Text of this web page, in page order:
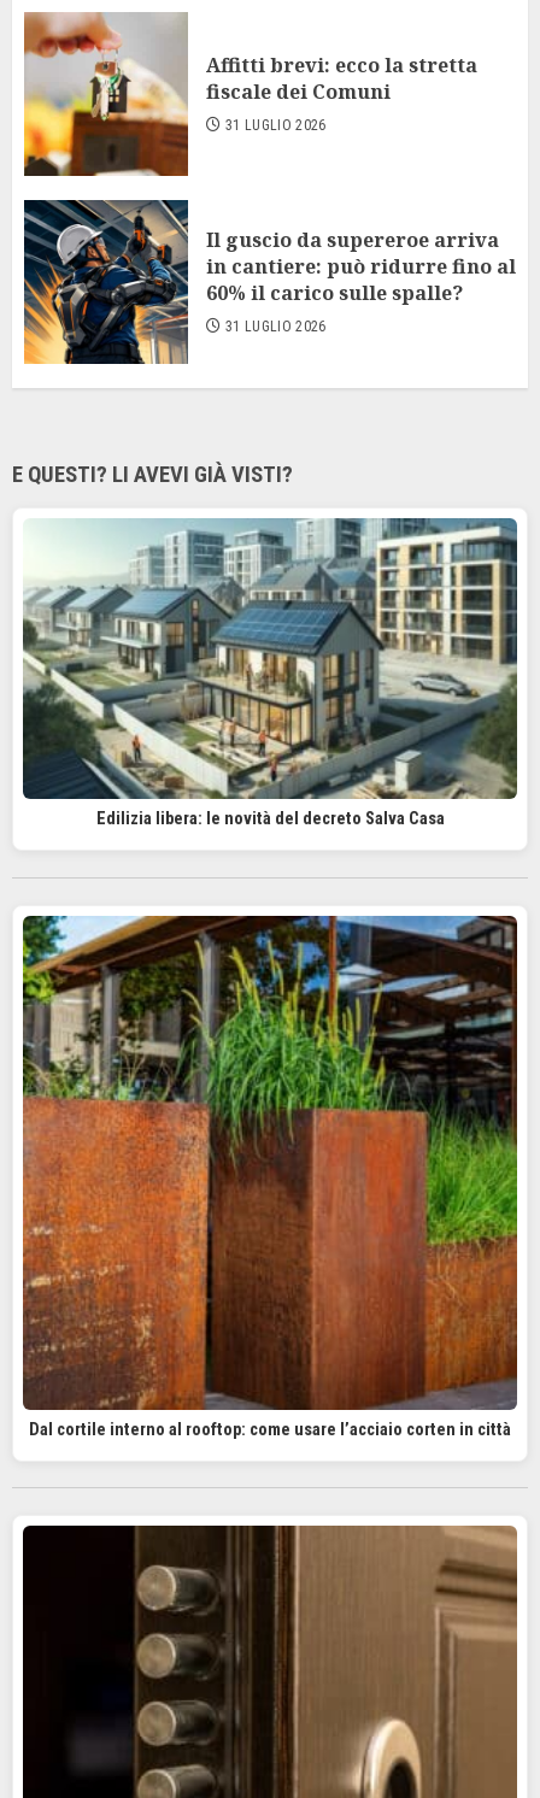
Affitti brevi: ecco la stretta
fiscale dei Comuni
31 LUGLIO 2026
Il guscio da supereroe arriva
in cantiere: può ridurre fino al
60% il carico sulle spalle?
31 LUGLIO 2026
E QUESTI? LI AVEVI GIÀ VISTI?
Edilizia libera: le novità del decreto Salva Casa
Dal cortile interno al rooftop: come usare l’acciaio corten in città